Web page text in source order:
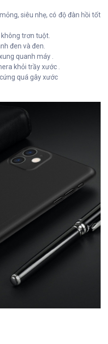
siêu nhẹ, có độ đàn hồi tốt
trơn tuột.
đen và đen.
quanh máy .
khỏi trầy xước .
quá gây xước